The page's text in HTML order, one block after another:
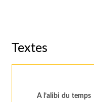
Textes
A l’alibi du temps